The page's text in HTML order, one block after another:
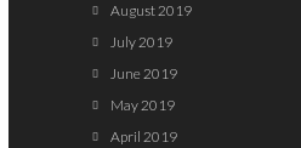
August 2019
July 2019
June 2019
May 2019
April 2019